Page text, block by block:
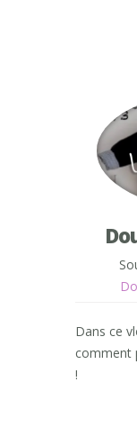
Dans ce
comment
!